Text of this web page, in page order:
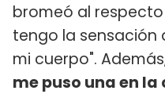
bromeó al
tengo la sensación
mi cuerpo".
me puso una en la